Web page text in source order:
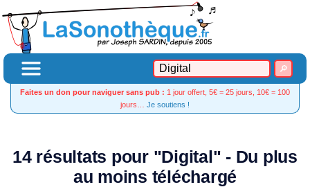
Faites un don pour naviguer sans pub : 1 jour offert, 5€ = 25 jours, 10€ = 100
jours… Je soutiens !
14 résultats pour "Digital" - Du plus
au moins téléchargé